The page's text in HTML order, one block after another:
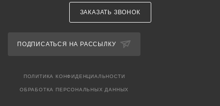
ЗАКАЗАТЬ ЗВОНОК
ПОДПИСАТЬСЯ НА РАССЫЛКУ
ПОЛИТИКА КОНФИДЕНЦИАЛЬНОСТИ
ОБРАБОТКА ПЕРСОНАЛЬНЫХ ДАННЫХ